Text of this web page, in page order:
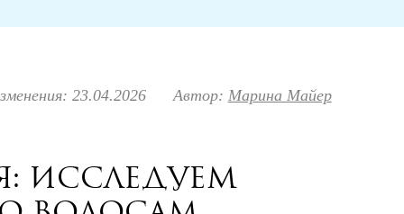
23.04.2026 Автор: Марина Майер
исследуем